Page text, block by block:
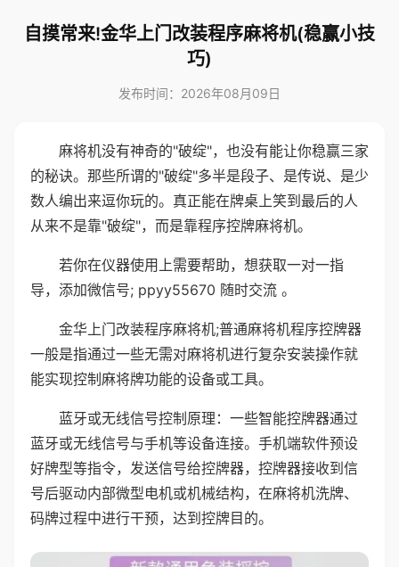
自摸常来!金华上门改装程序麻将机(稳赢小技
巧)
发布时间：2026年08月09日
麻将机没有神奇的"破绽"，也没有能让你稳赢三家
的秘诀。那些所谓的"破绽"多半是段子、是传说、是少
数人编出来逗你玩的。真正能在牌桌上笑到最后的人
从来不是靠"破绽"，而是靠程序控牌麻将机。
若你在仪器使用上需要帮助，想获取一对一指
导，添加微信号; ppyy55670 随时交流 。
金华上门改装程序麻将机;普通麻将机程序控牌器
一般是指通过一些无需对麻将机进行复杂安装操作就
能实现控制麻将牌功能的设备或工具。
蓝牙或无线信号控制原理：一些智能控牌器通过
蓝牙或无线信号与手机等设备连接。手机端软件预设
好牌型等指令，发送信号给控牌器，控牌器接收到信
号后驱动内部微型电机或机械结构，在麻将机洗牌、
码牌过程中进行干预，达到控牌目的。